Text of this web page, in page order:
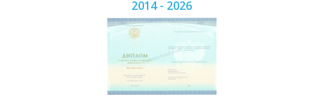
2014 - 2026